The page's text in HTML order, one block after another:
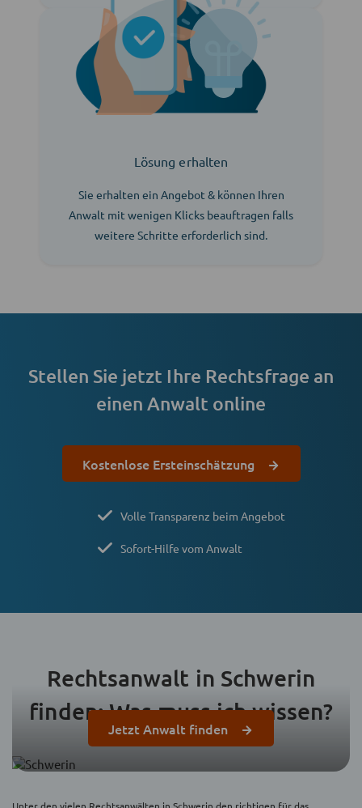
Lösung erhalten
Sie erhalten ein Angebot & können Ihren
Anwalt mit wenigen Klicks beauftragen falls
weitere Schritte erforderlich sind.
Stellen Sie jetzt Ihre Rechtsfrage an
einen Anwalt online
Kostenlose Ersteinschätzung
Volle Transparenz beim Angebot
Sofort-Hilfe vom Anwalt
Rechtsanwalt in Schwerin
finden: Was muss ich wissen?
Unter den vielen Rechtsanwälten in Schwerin den richtigen für das
Jetzt Anwalt finden